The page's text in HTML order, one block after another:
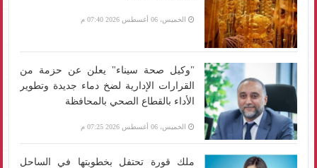
الخميس، 06 أغسطس 2026 07:40 م
"وكيل صحة سيناء" يعلن عن حزمة من
القرارات الإدارية لضخ دماء جديدة وتطوير
الأداء بالقطاع الصحي بالمحافظة
الخميس، 06 أغسطس 2026 07:25 م
ملك قورة تحتفل بخطوبتها في الساحل